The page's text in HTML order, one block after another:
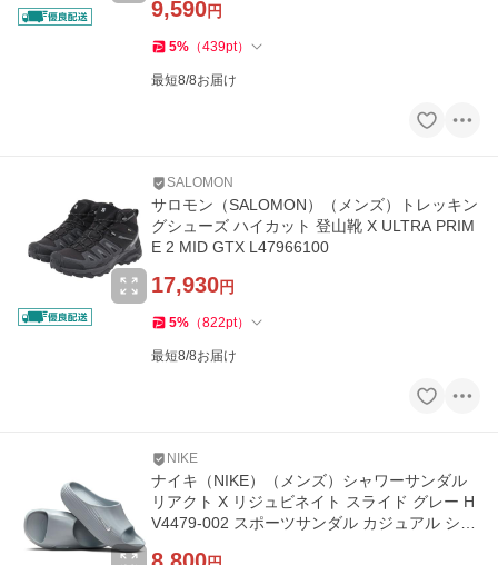
9,590円
5% （439pt）
最短8/8お届け
SALOMON
サロモン（SALOMON）（メンズ）トレッキン
グシューズ ハイカット 登山靴 X ULTRA PRIM
E 2 MID GTX L47966100
17,930円
5% （822pt）
最短8/8お届け
NIKE
ナイキ（NIKE）（メンズ）シャワーサンダル
リアクト X リジュビネイト スライド グレー H
V4479-002 スポーツサンダル カジュアル シュ